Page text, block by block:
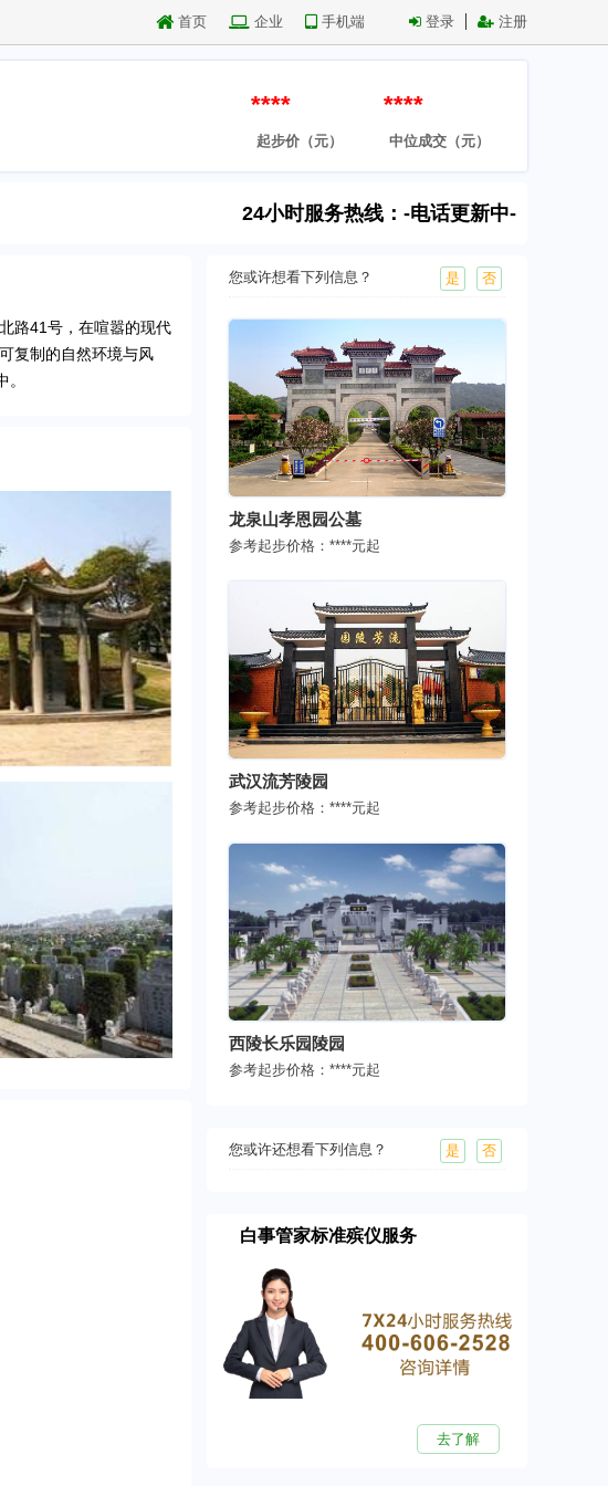
登录 注册
首页 企业 手机端
**** ****
起步价（元） 中位成交（元）
24小时服务热线：-电话更新中-
路41号，在喧嚣的现代
复制的自然环境与风
您或许想看下列信息？ 是 否
龙泉山孝恩园公墓
参考起步价格： ****元起
武汉流芳陵园
参考起步价格： ****元起
西陵长乐园陵园
参考起步价格： ****元起
您或许还想看下列信息？ 是 否
白事管家标准殡仪服务
去了解